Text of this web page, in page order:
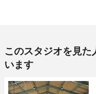
このスタジオを見た
います